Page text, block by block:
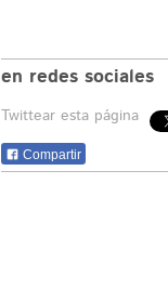
en redes sociales
Twittear esta página
Compartir